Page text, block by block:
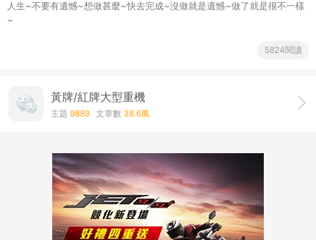
人生~不要有遺憾~想做甚麼~快去完成~沒做就是遺憾~做了就是很不一樣
~
5824閱讀
黃牌/紅牌大型重機
主題 9889 文章數 38.6萬